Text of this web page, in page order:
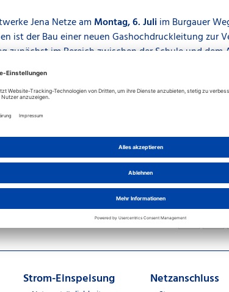
Jena Netze am Montag, 6. Juliim Burgauer
ist der Bau einer neuen Gashochdruckleitung zur
zunächst im Bereich zwischen der Schule und
sind vorbereitende Maßnahmen
Dauer der Arbeiten gilt im genannten Bereich eine
nutzbar.
im Bereich zwischen dem Bootshaus des Jenaer
Anfang Oktober abgeschlossen werden. Für
um Verständnis.
Teilen
Strom-Einspeisung Netzanschluss